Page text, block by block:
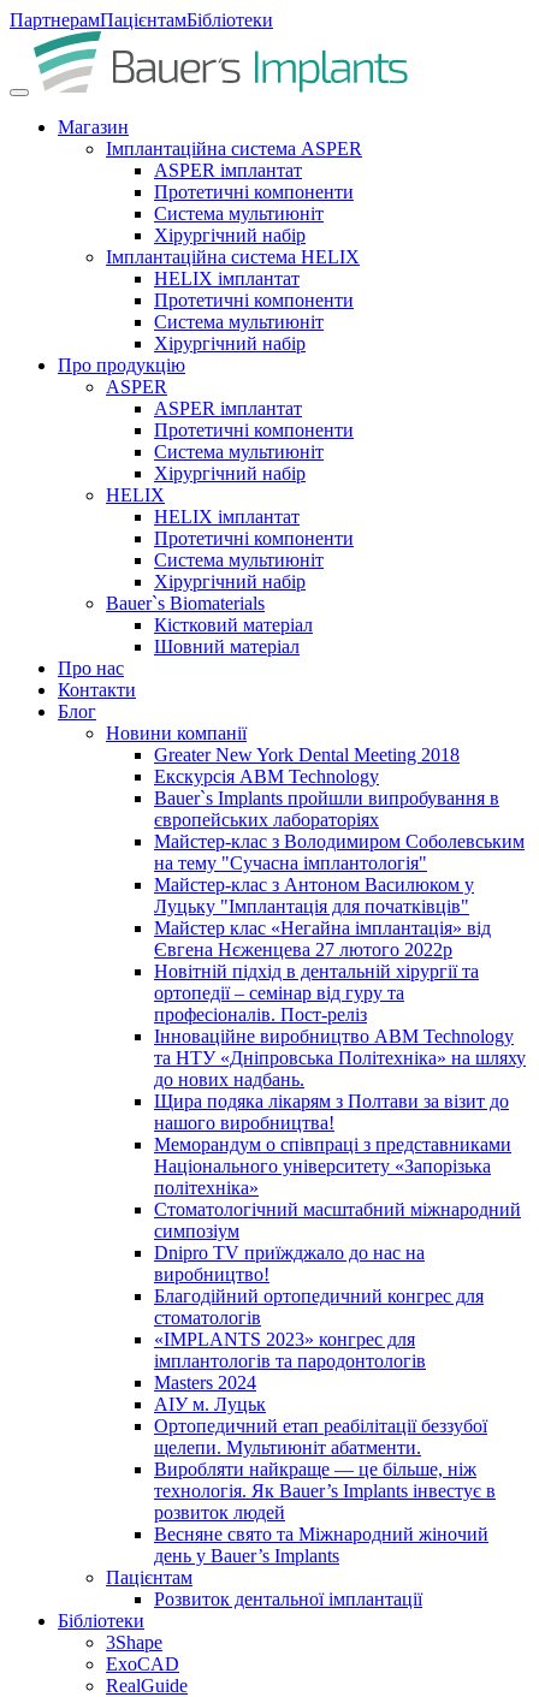
ПартнерамПацієнтамБібліотеки
Магазин
Імплантаційна система ASPER
ASPER імплантат
Протетичні компоненти
Система мультиюніт
Хірургічний набір
Імплантаційна система HELIX
HELIX імплантат
Протетичні компоненти
Система мультиюніт
Хірургічний набір
Про продукцію
ASPER
ASPER імплантат
Протетичні компоненти
Система мультиюніт
Хірургічний набір
HELIX
HELIX імплантат
Протетичні компоненти
Система мультиюніт
Хірургічний набір
Bauer`s Biomaterials
Кістковий матеріал
Шовний матеріал
Про нас
Контакти
Блог
Новини компанії
Greater New York Dental Meeting 2018
Екскурсія ABM Technology
Bauer`s Implants пройшли випробування в
європейських лабораторіях
Майстер-клас з Володимиром Соболевським
на тему "Сучасна імплантологія"
Майстер-клас з Антоном Василюком у
Луцьку "Імплантація для початківців"
Майстер клас «Негайна імплантація» від
Євгена Нєженцева 27 лютого 2022р
Новітній підхід в дентальній хірургії та
ортопедії – семінар від гуру та
професіоналів. Пост-реліз
Інноваційне виробництво ABM Technology
та НТУ «Дніпровська Політехніка» на шляху
до нових надбань.
Щира подяка лікарям з Полтави за візит до
нашого виробництва!
Меморандум о співпраці з представниками
Національного університету «Запорізька
політехніка»
Стоматологічний масштабний міжнародний
симпозіум
Dnipro TV приїжджало до нас на
виробництво!
Благодійний ортопедичний конгрес для
стоматологів
«IMPLANTS 2023» конгрес для
імплантологів та пародонтологів
Masters 2024
АІУ м. Луцьк
Ортопедичний етап реабілітації беззубої
щелепи. Мультиюніт абатменти.
Виробляти найкраще — це більше, ніж
технологія. Як Bauer’s Implants інвестує в
розвиток людей
Весняне свято та Міжнародний жіночий
день у Bauer’s Implants
Пацієнтам
Розвиток дентальної імплантації
Бібліотеки
3Shape
ExoCAD
RealGuide